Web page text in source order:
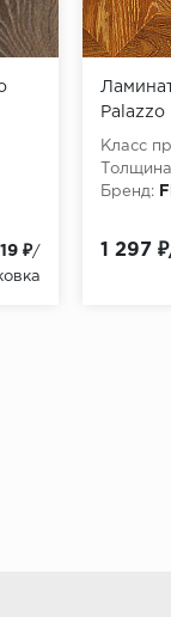
₽/
Palazzo
Класс
Бренд:
1 297